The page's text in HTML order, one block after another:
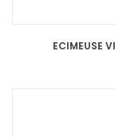
ECIMEUSE